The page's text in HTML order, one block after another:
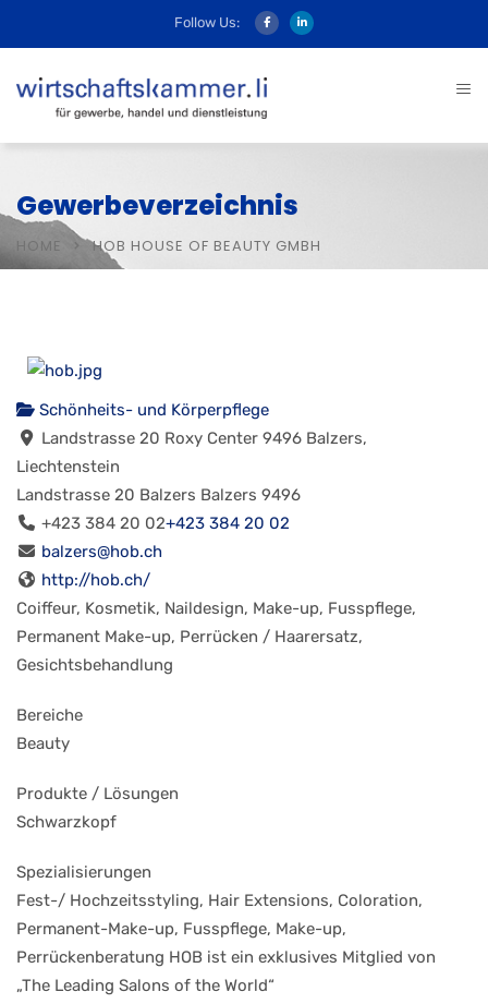
Follow Us:
Gewerbeverzeichnis
HOME HOB HOUSE OF BEAUTY GMBH
Schönheits- und Körperpflege
Landstrasse 20 Roxy Center 9496 Balzers,
Liechtenstein
Landstrasse 20 Balzers Balzers 9496
+423 384 20 02+423 384 20 02
balzers@hob.ch
http://hob.ch/
Coiffeur, Kosmetik, Naildesign, Make-up, Fusspflege,
Permanent Make-up, Perrücken / Haarersatz,
Gesichtsbehandlung
Bereiche
Beauty
Produkte / Lösungen
Schwarzkopf
Spezialisierungen
Fest-/ Hochzeitsstyling, Hair Extensions, Coloration,
Permanent-Make-up, Fusspflege, Make-up,
Perrückenberatung HOB ist ein exklusives Mitglied von
„The Leading Salons of the World“